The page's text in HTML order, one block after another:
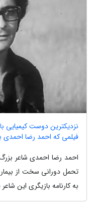
نزدیکترین دوست کیمیایی
فیلمی که احمد رضا احمدی
تحمل دورانی سخت از
به کارنامه بازیگری این